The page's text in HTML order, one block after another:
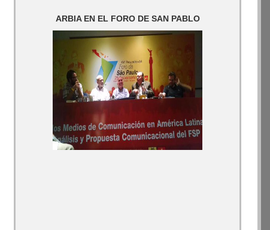
ARBIA EN EL FORO DE SAN PABLO